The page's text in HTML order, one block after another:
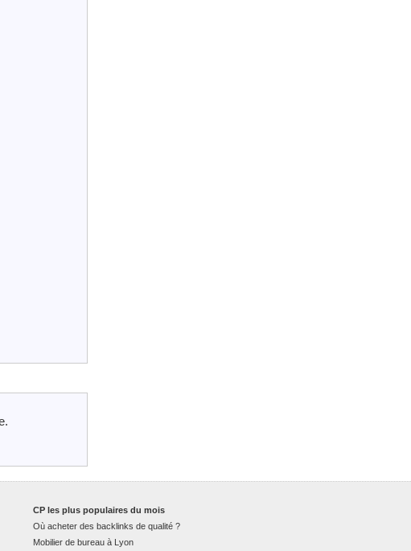
CP les plus populaires du mois
Où acheter des backlinks de qualité ?
Mobilier de bureau à Lyon